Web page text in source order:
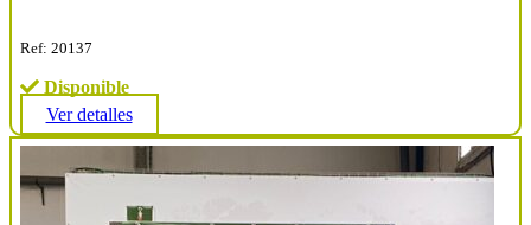
Ref: 20137
Disponible
Ver detalles